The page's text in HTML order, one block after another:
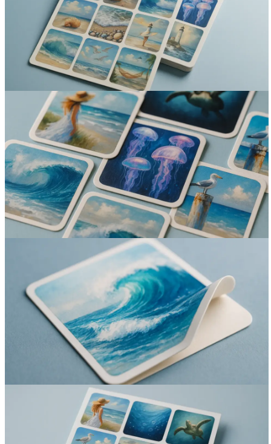
Вакансии
О компании
Написать директору
Арендодателям
Портфолио
Франшиза
Контакты